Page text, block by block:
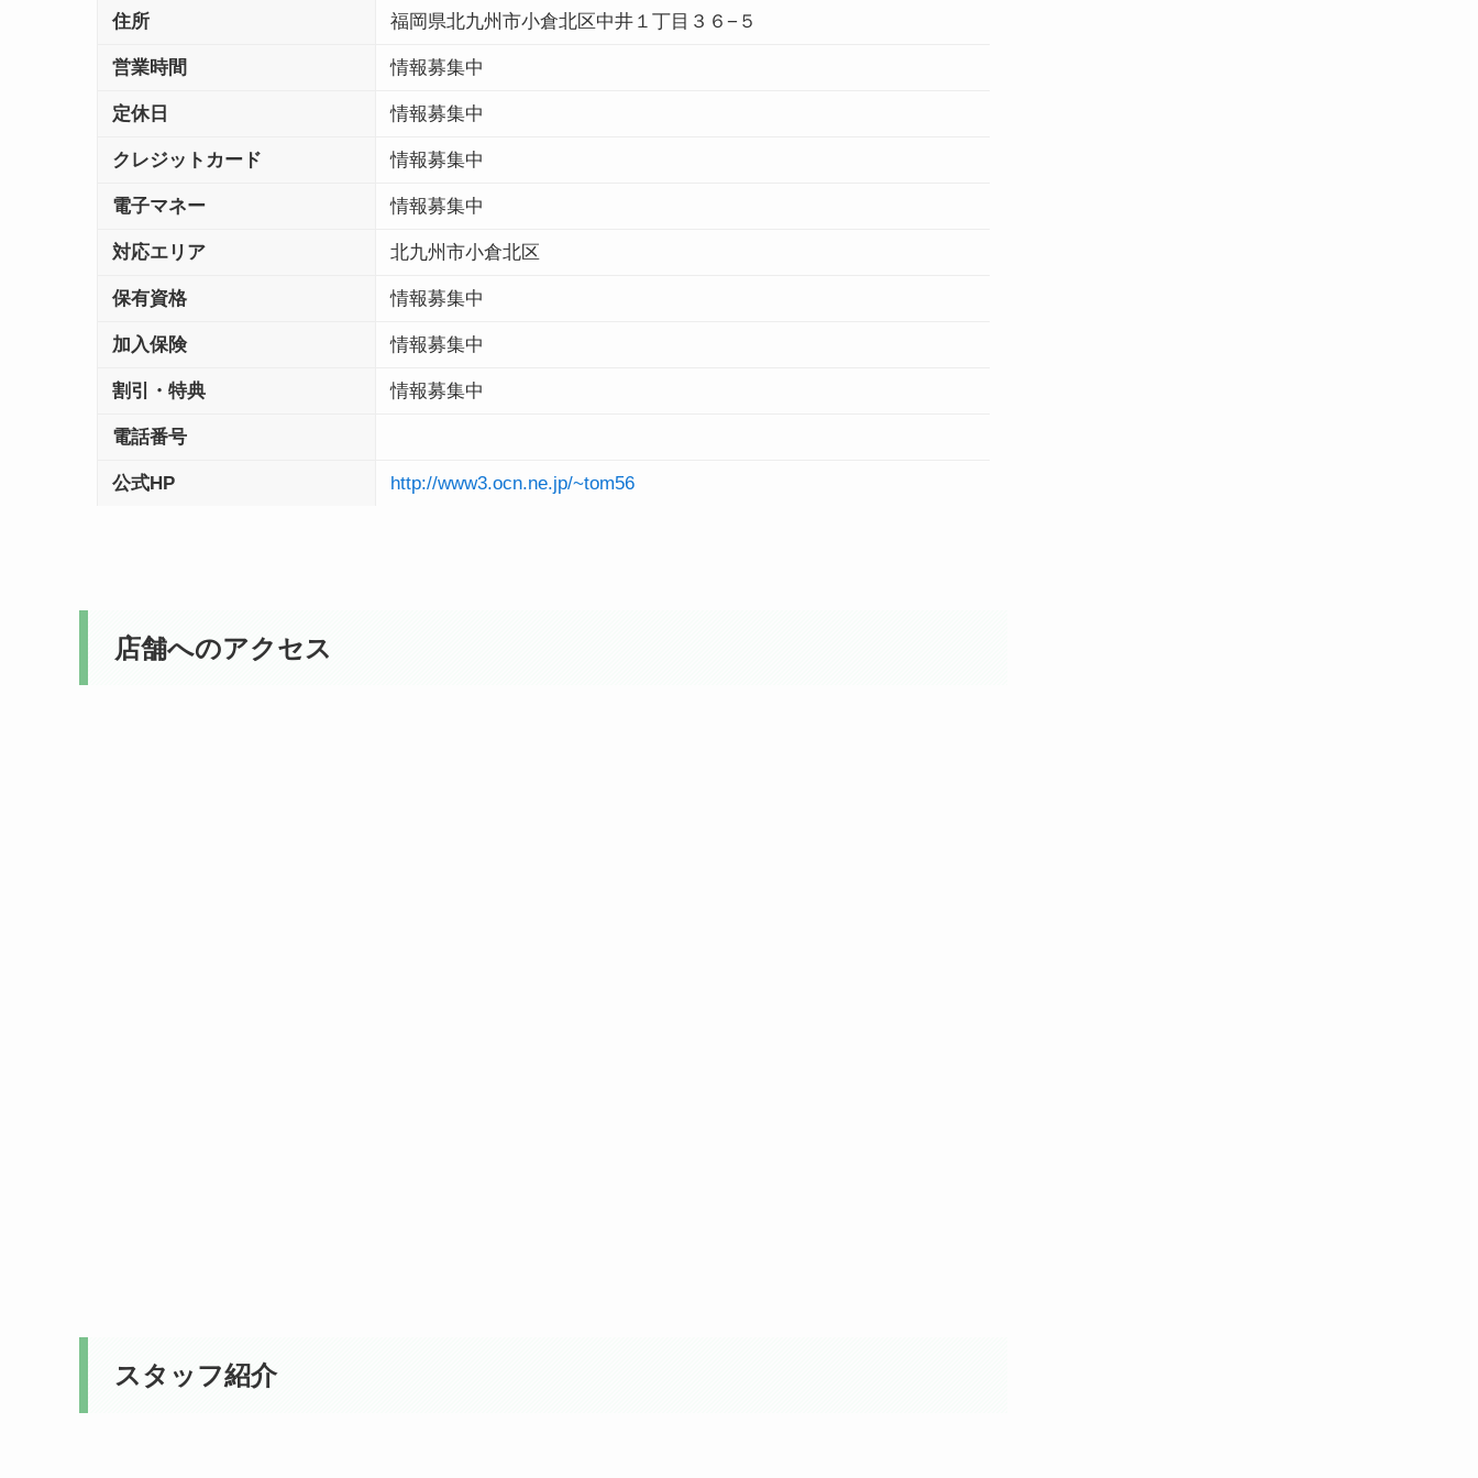
住所 福岡県北九州市小倉北区中井１丁目３６−５
営業時間 情報募集中
定休日 情報募集中
クレジットカード 情報募集中
電子マネー 情報募集中
対応エリア 北九州市小倉北区
保有資格 情報募集中
加入保険 情報募集中
割引・特典 情報募集中
電話番号
公式HP http://www3.ocn.ne.jp/~tom56
店舗へのアクセス
スタッフ紹介